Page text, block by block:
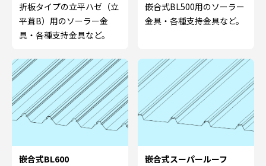
折板タイプの立平ハゼ（立
平葺B）用のソーラー金
具・各種支持金具など。
嵌合式BL500用のソーラー
金具・各種支持金具など。
嵌合式BL600
嵌合式スーパールーフ